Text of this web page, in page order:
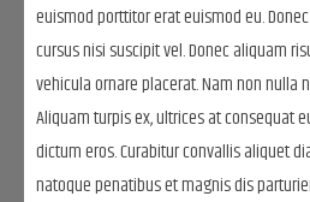
euismod porttitor erat euismod eu.
cursus nisi suscipit vel. Donec aliquam
vehicula ornare placerat. Nam non nulla
Aliquam turpis ex, ultrices at consequat
dictum eros. Curabitur convallis aliquet
natoque penatibus et magnis dis